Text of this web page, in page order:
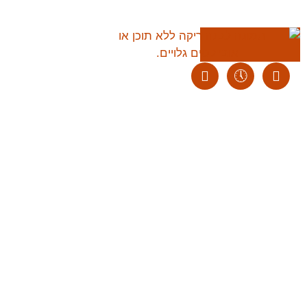
סיורי איכות
הצטרף אלינו להכיר את